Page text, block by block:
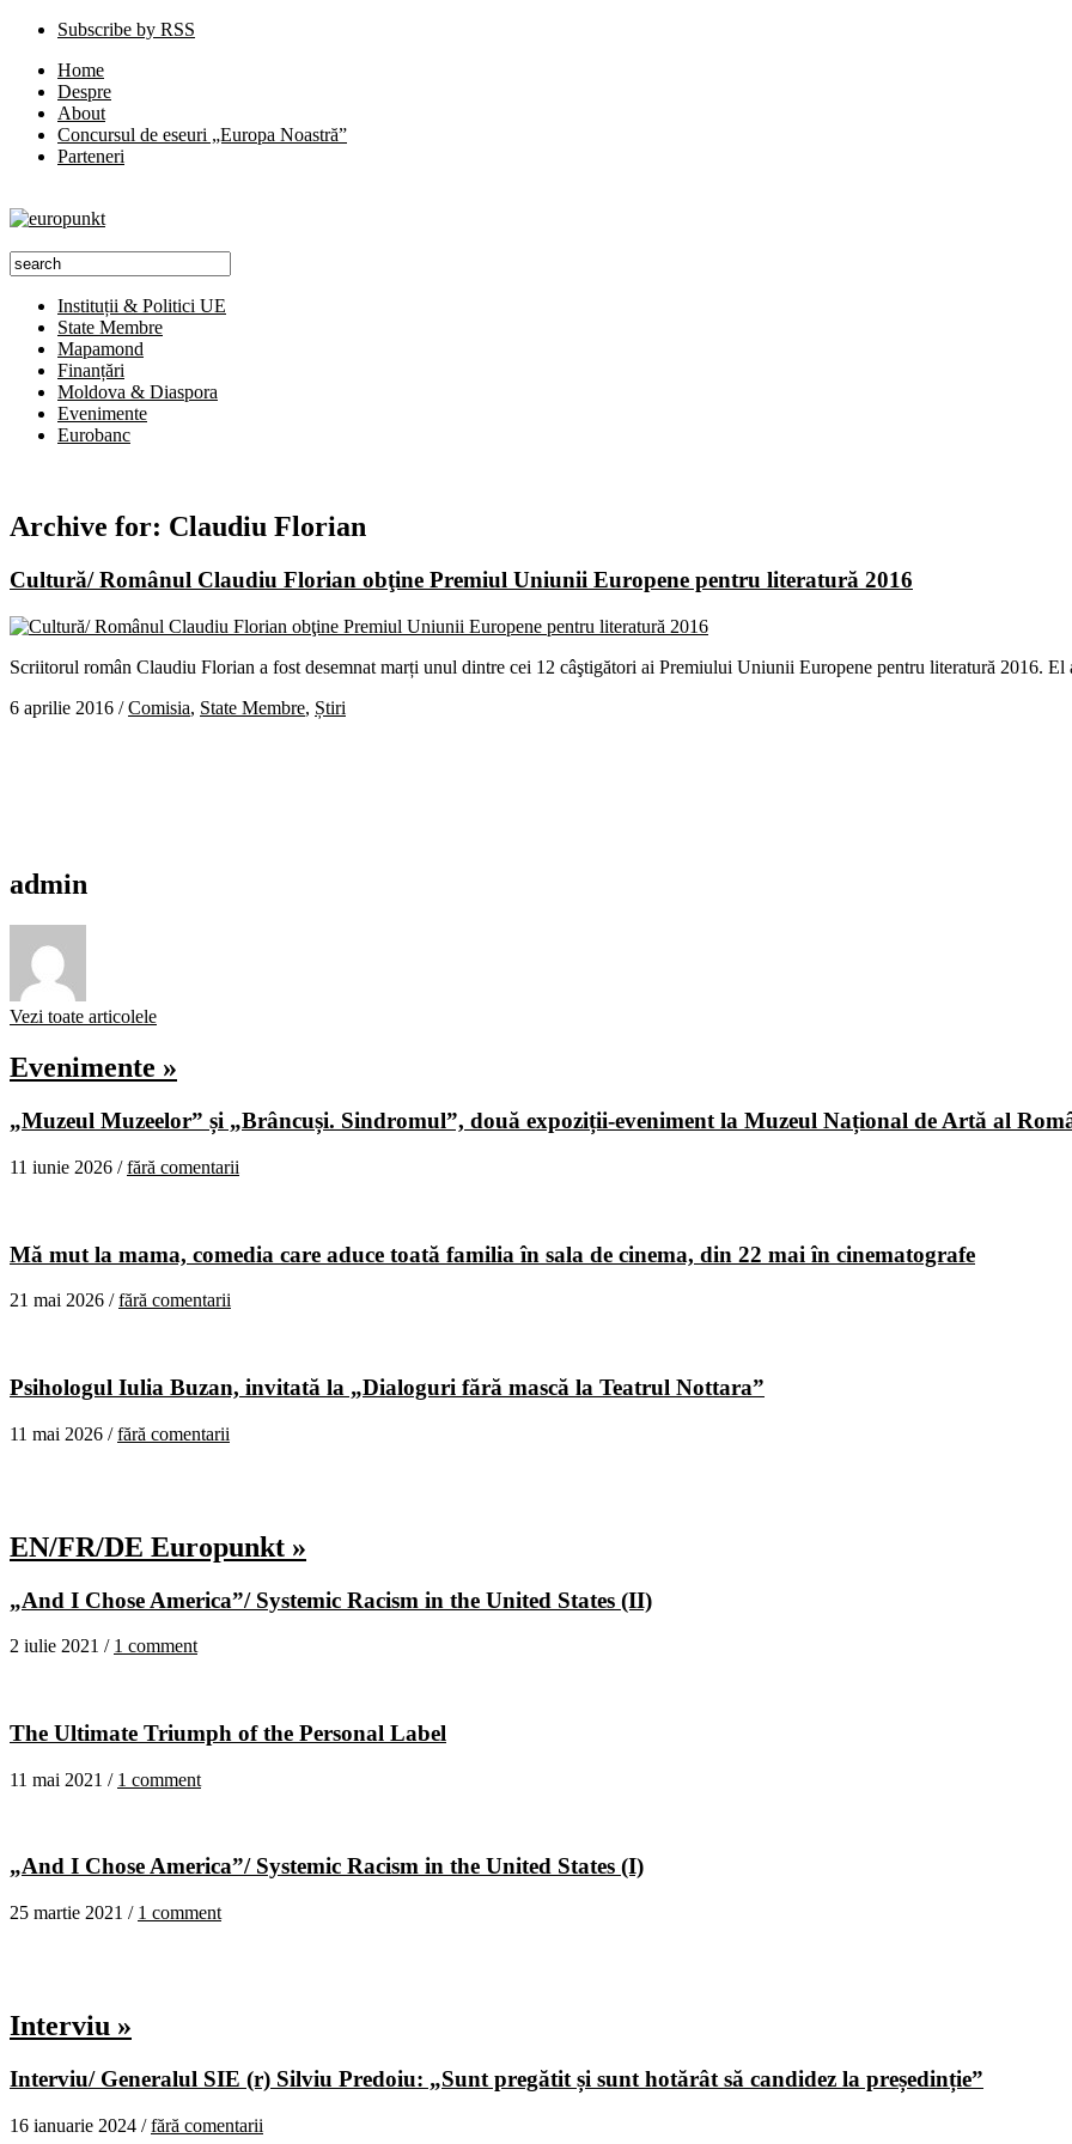
Subscribe by RSS
Home
Despre
About
Concursul de eseuri „Europa Noastră”
Parteneri
Instituții & Politici UE
State Membre
Mapamond
Finanțări
Moldova & Diaspora
Evenimente
Eurobanc
Archive for: Claudiu Florian
Cultură/ Românul Claudiu Florian obţine Premiul Uniunii Europene pentru literatură 2016
Scriitorul român Claudiu Florian a fost desemnat marți unul dintre cei 12 câştigători ai Premiului Uniunii Europene pentru literatură 2016.
6 aprilie 2016 /Comisia, State Membre, Știri
admin
Vezi toate articolele
Evenimente »
„Muzeul Muzeelor” și „Brâncuși. Sindromul”, două expoziții-eveniment la Muzeul Național de Artă al
11 iunie 2026 /fără comentarii
Mă mut la mama, comedia care aduce toată familia în sala de cinema, din 22 mai în cinematografe
21 mai 2026 /fără comentarii
Psihologul Iulia Buzan, invitată la „Dialoguri fără mască la Teatrul Nottara”
11 mai 2026 /fără comentarii
EN/FR/DE Europunkt »
„And I Chose America”/ Systemic Racism in the United States (II)
2 iulie 2021 / 1 comment
The Ultimate Triumph of the Personal Label
11 mai 2021 / 1 comment
„And I Chose America”/ Systemic Racism in the United States (I)
25 martie 2021 / 1 comment
Interviu »
Interviu/ Generalul SIE (r) Silviu Predoiu: „Sunt pregătit și sunt hotărât să candidez la președinție”
16 ianuarie 2024 /fără comentarii